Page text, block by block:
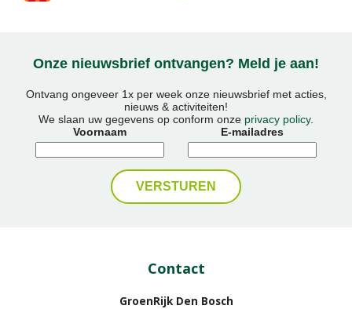
Onze nieuwsbrief ontvangen? Meld je aan!
Ontvang ongeveer 1x per week onze nieuwsbrief met acties,
nieuws & activiteiten!
We slaan uw gegevens op conform onze privacy policy.
Voornaam
E-mailadres
Contact
GroenRijk Den Bosch